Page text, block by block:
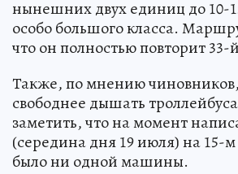
нынешних двух единиц до 10-
особо большого класса.
что он полностью повторит 33-
Также, по мнению
свободнее дышать
заметить, что на момент
(середина дня 19 июля) на 15-
было ни одной машины.